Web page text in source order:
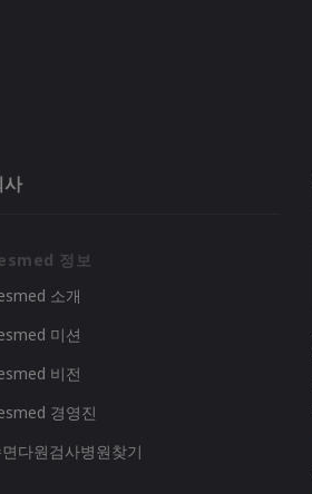
사
정보
소개
미션
비전
경영진
다원검사병원찾기